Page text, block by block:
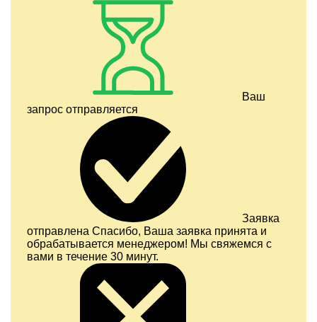
Ваш
запрос отправляется
Заявка
отправлена Спасибо, Ваша заявка принята и
обрабатывается менеджером! Мы свяжемся с
вами в течение 30 минут.